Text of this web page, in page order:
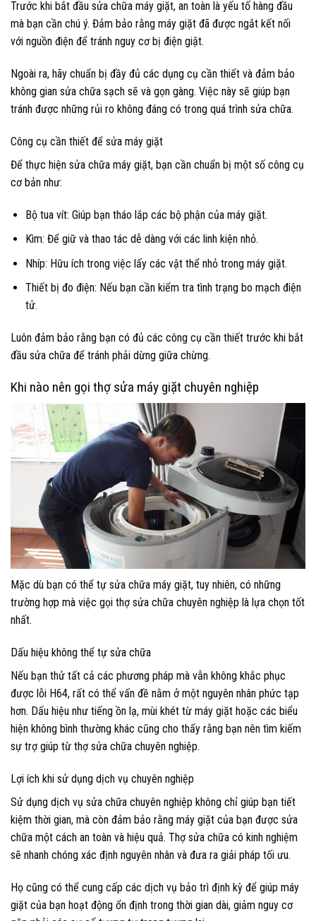
Trước khi bắt đầu sửa chữa máy giặt, an toàn là yếu tố hàng đầu
mà bạn cần chú ý. Đảm bảo rằng máy giặt đã được ngắt kết nối
với nguồn điện để tránh nguy cơ bị điện giật.
Ngoài ra, hãy chuẩn bị đầy đủ các dụng cụ cần thiết và đảm bảo
không gian sửa chữa sạch sẽ và gọn gàng. Việc này sẽ giúp bạn
tránh được những rủi ro không đáng có trong quá trình sửa chữa.
Công cụ cần thiết để sửa máy giặt
Để thực hiện sửa chữa máy giặt, bạn cần chuẩn bị một số công cụ
cơ bản như:
Bộ tua vít: Giúp bạn tháo lắp các bộ phận của máy giặt.
Kìm: Để giữ và thao tác dễ dàng với các linh kiện nhỏ.
Nhíp: Hữu ích trong việc lấy các vật thể nhỏ trong máy giặt.
Thiết bị đo điện: Nếu bạn cần kiểm tra tình trạng bo mạch điện
tử.
Luôn đảm bảo rằng bạn có đủ các công cụ cần thiết trước khi bắt
đầu sửa chữa để tránh phải dừng giữa chừng.
Khi nào nên gọi thợ sửa máy giặt chuyên nghiệp
Mặc dù bạn có thể tự sửa chữa máy giặt, tuy nhiên, có những
trường hợp mà việc gọi thợ sửa chữa chuyên nghiệp là lựa chọn tốt
nhất.
Dấu hiệu không thể tự sửa chữa
Nếu bạn thử tất cả các phương pháp mà vẫn không khắc phục
được lỗi H64, rất có thể vấn đề nằm ở một nguyên nhân phức tạp
hơn. Dấu hiệu như tiếng ồn lạ, mùi khét từ máy giặt hoặc các biểu
hiện không bình thường khác cũng cho thấy rằng bạn nên tìm kiếm
sự trợ giúp từ thợ sửa chữa chuyên nghiệp.
Lợi ích khi sử dụng dịch vụ chuyên nghiệp
Sử dụng dịch vụ sửa chữa chuyên nghiệp không chỉ giúp bạn tiết
kiệm thời gian, mà còn đảm bảo rằng máy giặt của bạn được sửa
chữa một cách an toàn và hiệu quả. Thợ sửa chữa có kinh nghiệm
sẽ nhanh chóng xác định nguyên nhân và đưa ra giải pháp tối ưu.
Họ cũng có thể cung cấp các dịch vụ bảo trì định kỳ để giúp máy
giặt của bạn hoạt động ổn định trong thời gian dài, giảm nguy cơ